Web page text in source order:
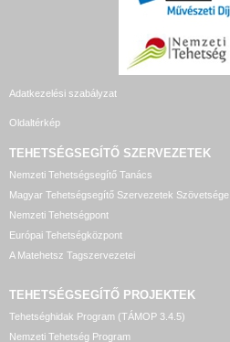
Adatkezelési szabályzat
Oldaltérkép
TEHETSÉGSEGÍTŐ SZERVEZETEK
Nemzeti Tehetségsegítő Tanács
Magyar Tehetségsegítő Szervezetek Szövetsége
Nemzeti Tehetségpont
Európai Tehetségközpont
A Matehetsz Tagszervezetei
TEHETSÉGSEGÍTŐ PROJEKTEK
Tehetséghidak Program (TÁMOP 3.4.5)
Nemzeti Tehetség Program